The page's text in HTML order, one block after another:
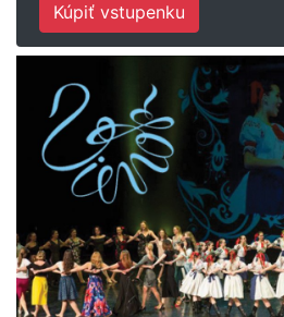
Kúpiť vstupenku